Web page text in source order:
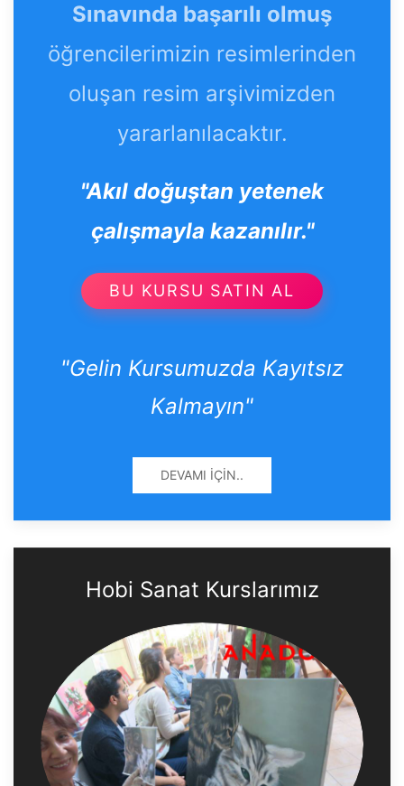
Sınavında başarılı olmuş
öğrencilerimizin resimlerinden
oluşan resim arşivimizden
yararlanılacaktır.
"Akıl doğuştan yetenek
çalışmayla kazanılır."
BU KURSU SATIN AL
"Gelin Kursumuzda Kayıtsız
Kalmayın"
DEVAMI İÇIN..
Hobi Sanat Kurslarımız